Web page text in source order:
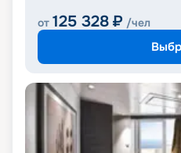
от 125 328 ₽ /чел